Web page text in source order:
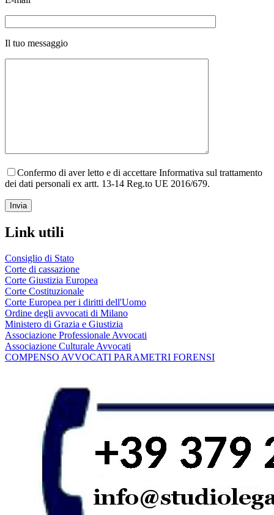
Il tuo messaggio
Confermo di aver letto e di accettare Informativa sul trattamento
dei dati personali ex artt. 13-14 Reg.to UE 2016/679.
Link utili
Consiglio di Stato
Corte di cassazione
Corte Giustizia Europea
Corte Costituzionale
Corte Europea per i diritti dell'Uomo
Ordine degli avvocati di Milano
Ministero di Grazia e Giustizia
Associazione Professionale Avvocati
Associazione Culturale Avvocati
COMPENSO AVVOCATI PARAMETRI FORENSI